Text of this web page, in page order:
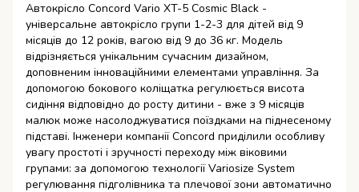
Автокрісло Concord Vario XT-5 Cosmic Black -
універсальне автокрісло групи 1-2-3 для дітей від 9
місяців до 12 років, вагою від 9 до 36 кг. Модель
відрізняється унікальним сучасним дизайном,
доповненим інноваційними елементами управління. За
допомогою бокового коліщатка регулюється висота
сидіння відповідно до росту дитини - вже з 9 місяців
малюк може насолоджуватися поїздками на піднесеному
підставі. Інженери компанії Concord приділили особливу
увагу простоті і зручності переходу між віковими
групами: за допомогою технології Variosize System
регулювання підголівника та плечової зони автоматично